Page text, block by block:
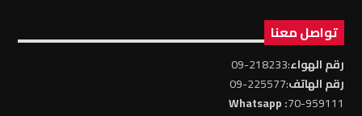
تواصل معنا
رقم الهواء:218233-09
رقم الهاتف:225577-09
70-959111
: Whatsapp